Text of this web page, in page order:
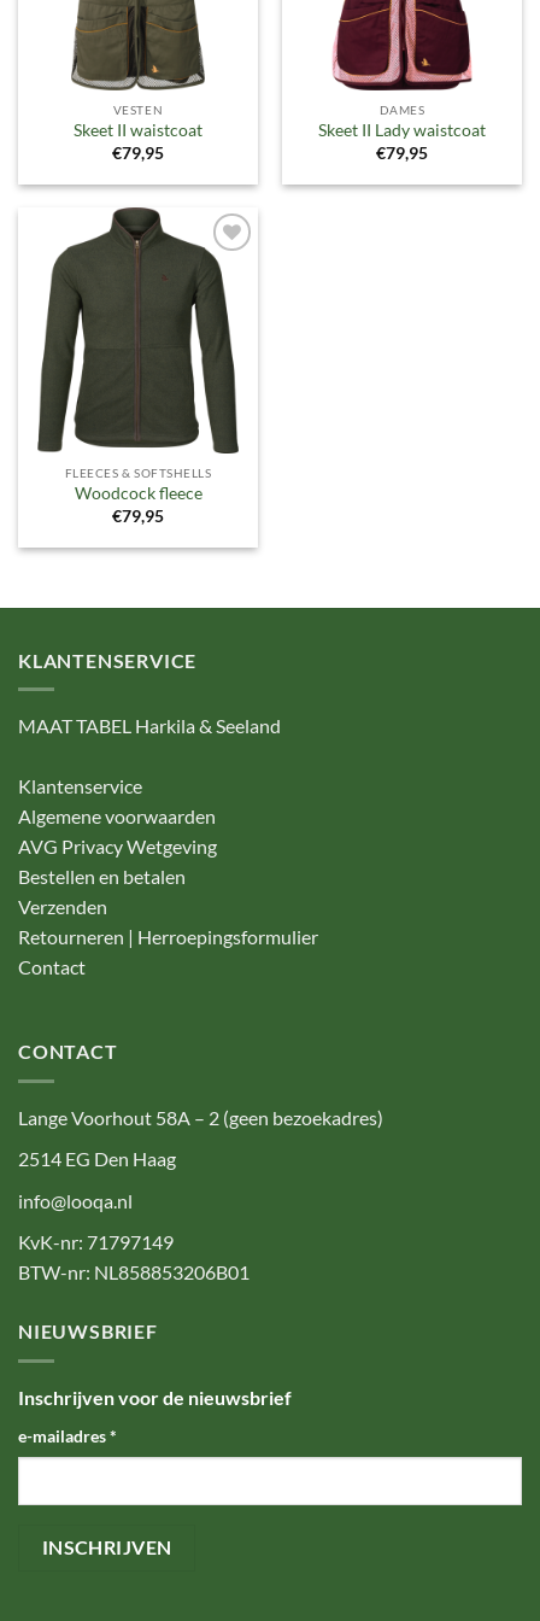
VESTEN
Skeet II waistcoat
€79,95
DAMES
Skeet II Lady waistcoat
€79,95
Toevoegen
aan
verlanglijst
FLEECES & SOFTSHELLS
Woodcock fleece
€79,95
KLANTENSERVICE
MAAT TABEL Harkila & Seeland
Klantenservice
Algemene voorwaarden
AVG Privacy Wetgeving
Bestellen en betalen
Verzenden
Retourneren | Herroepingsformulier
Contact
CONTACT
Lange Voorhout 58A – 2 (geen bezoekadres)
2514 EG Den Haag
info@looqa.nl
KvK-nr: 71797149
BTW-nr: NL858853206B01
NIEUWSBRIEF
Inschrijven voor de nieuwsbrief
e-mailadres*